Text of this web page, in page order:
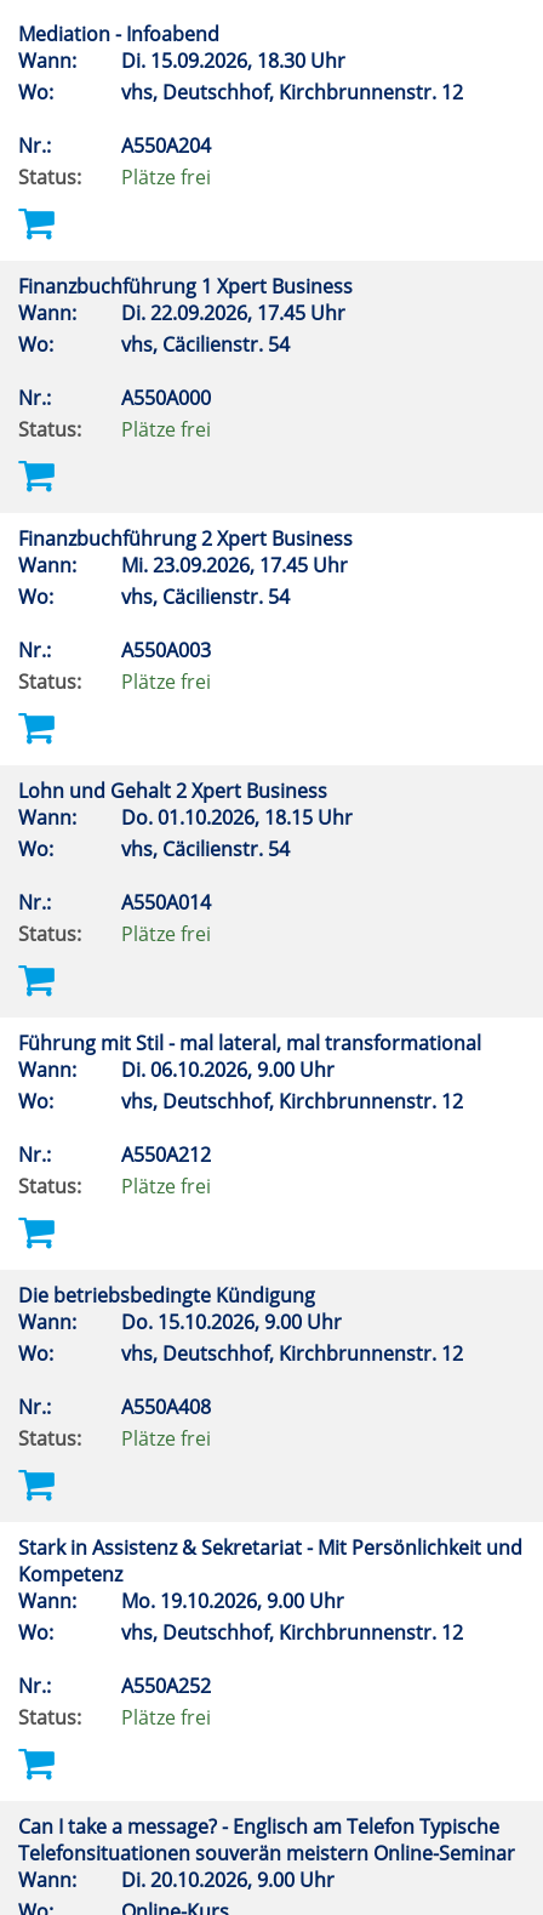
Mediation - Infoabend
Wann:
Di. 15.09.2026, 18.30 Uhr
Wo:
vhs, Deutschhof, Kirchbrunnenstr. 12
Nr.:
A550A204
Status:
Plätze frei
Finanzbuchführung 1 Xpert Business
Wann:
Di.22.09.2026, 17.45 Uhr
Wo:
vhs, Cäcilienstr. 54
Nr.:
A550A000
Status:
Plätze frei
Finanzbuchführung 2 Xpert Business
Wann:
Mi.23.09.2026, 17.45 Uhr
Wo:
vhs, Cäcilienstr. 54
Nr.:
A550A003
Status:
Plätze frei
Lohn und Gehalt 2 Xpert Business
Wann:
Do.01.10.2026, 18.15 Uhr
Wo:
vhs, Cäcilienstr. 54
Nr.:
A550A014
Status:
Plätze frei
Führung mit Stil - mal lateral, mal transformational
Wann:
Di.06.10.2026, 9.00 Uhr
Wo:
vhs, Deutschhof, Kirchbrunnenstr. 12
Nr.:
A550A212
Status:
Plätze frei
Die betriebsbedingte Kündigung
Wann:
Do. 15.10.2026, 9.00 Uhr
Wo:
vhs, Deutschhof, Kirchbrunnenstr. 12
Nr.:
A550A408
Status:
Plätze frei
Stark in Assistenz & Sekretariat - Mit Persönlichkeit und
Kompetenz
Wann:
Mo. 19.10.2026, 9.00 Uhr
Wo:
vhs, Deutschhof, Kirchbrunnenstr. 12
Nr.:
A550A252
Status:
Plätze frei
Can I take a message? - Englisch am Telefon Typische
Telefonsituationen souverän meistern Online-Seminar
Wann:
Di.20.10.2026, 9.00 Uhr